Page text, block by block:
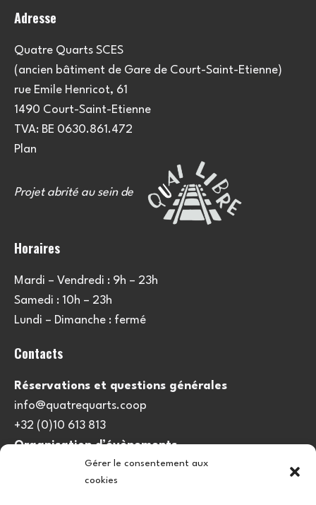
Gérer le consentement aux
cookies
Adresse
Quatre Quarts SCES
(ancien bâtiment de Gare de Court-Saint-Etienne)
rue Emile Henricot, 61
1490 Court-Saint-Etienne
TVA: BE 0630.861.472
Plan
Projet abrité au sein de
Horaires
Mardi – Vendredi : 9h – 23h
Samedi : 10h – 23h
Lundi – Dimanche : fermé
Contacts
Réservations et questions générales
info@quatrequarts.coop
+32 (0)10 613 813
Organisation d’évènements
viedulieu@quatrequarts.coop